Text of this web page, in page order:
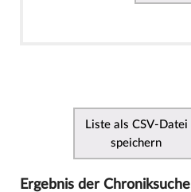
Liste als CSV-Datei
speichern
Ergebnis der Chroniksuche